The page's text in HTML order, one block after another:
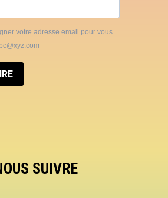
votre adresse email pour vous
SUIVRE